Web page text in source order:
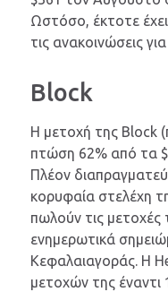
Ωστόσο, έκτοτε
τις ανακοινώσεις
Block
Η μετοχή της Block
πτώση 62% από τα
Πλέον
κορυφαία στελέχη
πωλούν τις
ενημερωτικά
Κεφαλαιαγοράς. Η
μετοχών της έναντι